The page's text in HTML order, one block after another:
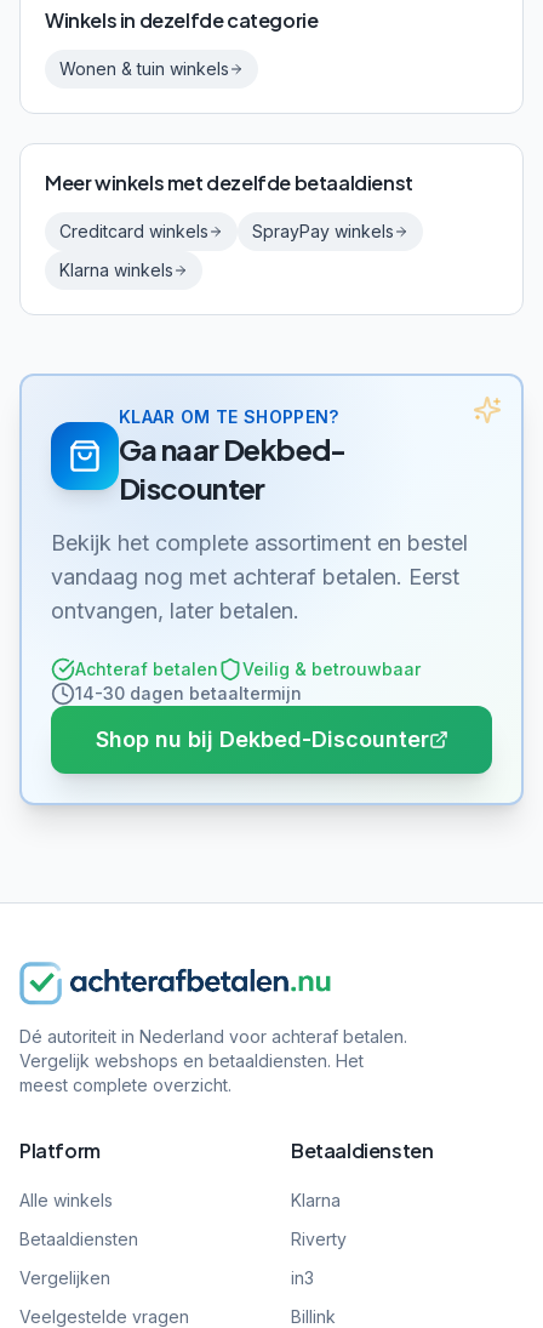
Winkels in dezelfde categorie
Wonen & tuin winkels
Meer winkels met dezelfde betaaldienst
Creditcard winkels SprayPay winkels
Klarna winkels
KLAAR OM TE SHOPPEN?
Ga naarDekbed-
Discounter
Bekijk het complete assortiment en bestel
vandaag nog met achteraf betalen. Eerst
ontvangen, later betalen.
Achteraf betalen
Veilig & betrouwbaar
14-30 dagen betaaltermijn
Shop nu bij Dekbed-Discounter
Dé autoriteit in Nederland voor achteraf betalen.
Vergelijk webshops en betaaldiensten. Het
meest complete overzicht.
Platform
Alle winkels
Betaaldiensten
Vergelijken
Veelgestelde vragen
Betaaldiensten
Klarna
Riverty
in3
Billink